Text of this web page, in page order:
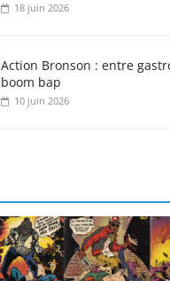
18 juin 2026
Action Bronson : entre
boom bap
10 juin 2026